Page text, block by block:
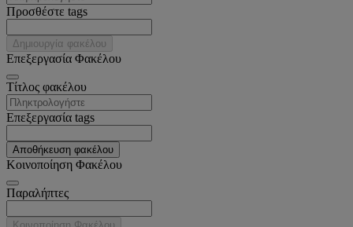
Προσθέστε tags
Δημιουργία φακέλου
Επεξεργασία Φακέλου
Tίτλος φακέλου
Επεξεργασία tags
Αποθήκευση φακέλου
Κοινοποίηση Φακέλου
Παραλήπτες